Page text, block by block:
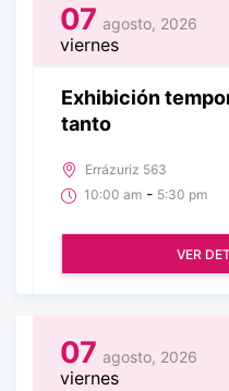
07 agosto, 2026
viernes
Exhibición
tanto
Errázuriz 563
10:00 am - 5:30 pm
VER
07 agosto, 2026
viernes